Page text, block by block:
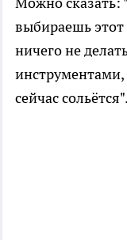
выбираешь
ничего не
инструментами,
сейчас сольётся".